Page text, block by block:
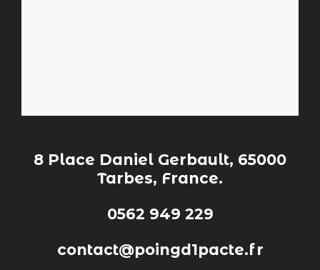
8 Place Daniel Gerbault, 65000
Tarbes, France.
0562 949 229
contact@poingd1pacte.fr